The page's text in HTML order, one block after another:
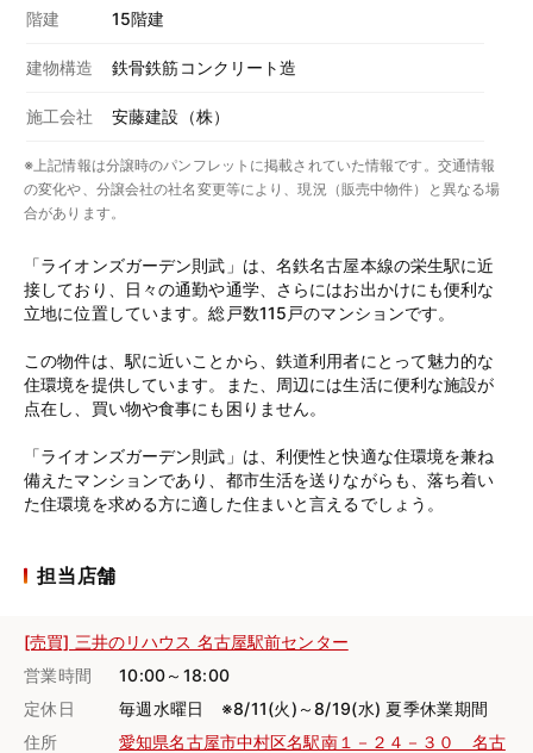
階建 15階建
建物構造 鉄骨鉄筋コンクリート造
施工会社 安藤建設（株）
※上記情報は分譲時のパンフレットに掲載されていた情報です。交通情報
の変化や、分譲会社の社名変更等により、現況（販売中物件）と異なる場
合があります。
「ライオンズガーデン則武」は、名鉄名古屋本線の栄生駅に近
接しており、日々の通勤や通学、さらにはお出かけにも便利な
立地に位置しています。総戸数115戸のマンションです。
この物件は、駅に近いことから、鉄道利用者にとって魅力的な
住環境を提供しています。また、周辺には生活に便利な施設が
点在し、買い物や食事にも困りません。
「ライオンズガーデン則武」は、利便性と快適な住環境を兼ね
備えたマンションであり、都市生活を送りながらも、落ち着い
た住環境を求める方に適した住まいと言えるでしょう。
担当店舗
[売買] 三井のリハウス 名古屋駅前センター
営業時間
10:00～18:00
定休日
毎週水曜日 ※8/11(火)～8/19(水) 夏季休業期間
住所
愛知県名古屋市中村区名駅南１－２４－３０ 名古